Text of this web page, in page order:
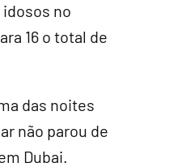
no
16 o total de
das noites
não parou de
Dubai.